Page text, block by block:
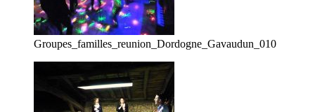
Groupes_familles_reunion_Dordogne_Gavaudun_010